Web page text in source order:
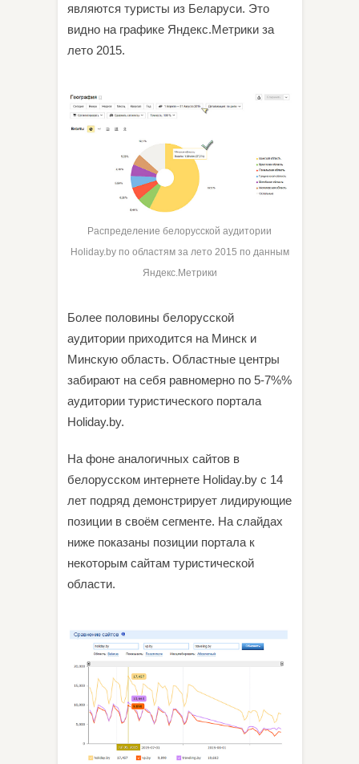
являются туристы из Беларуси. Это
видно на графике Яндекс.Метрики за
лето 2015.
Распределение белорусской аудитории
Holiday.by по областям за лето 2015 по данным
Яндекс.Метрики
Более половины белорусской
аудитории приходится на Минск и
Минскую область. Областные центры
забирают на себя равномерно по 5-7%%
аудитории туристического портала
Holiday.by.
На фоне аналогичных сайтов в
белорусском интернете Holiday.by с 14
лет подряд демонстрирует лидирующие
позиции в своём сегменте. На слайдах
ниже показаны позиции портала к
некоторым сайтам туристической
области.